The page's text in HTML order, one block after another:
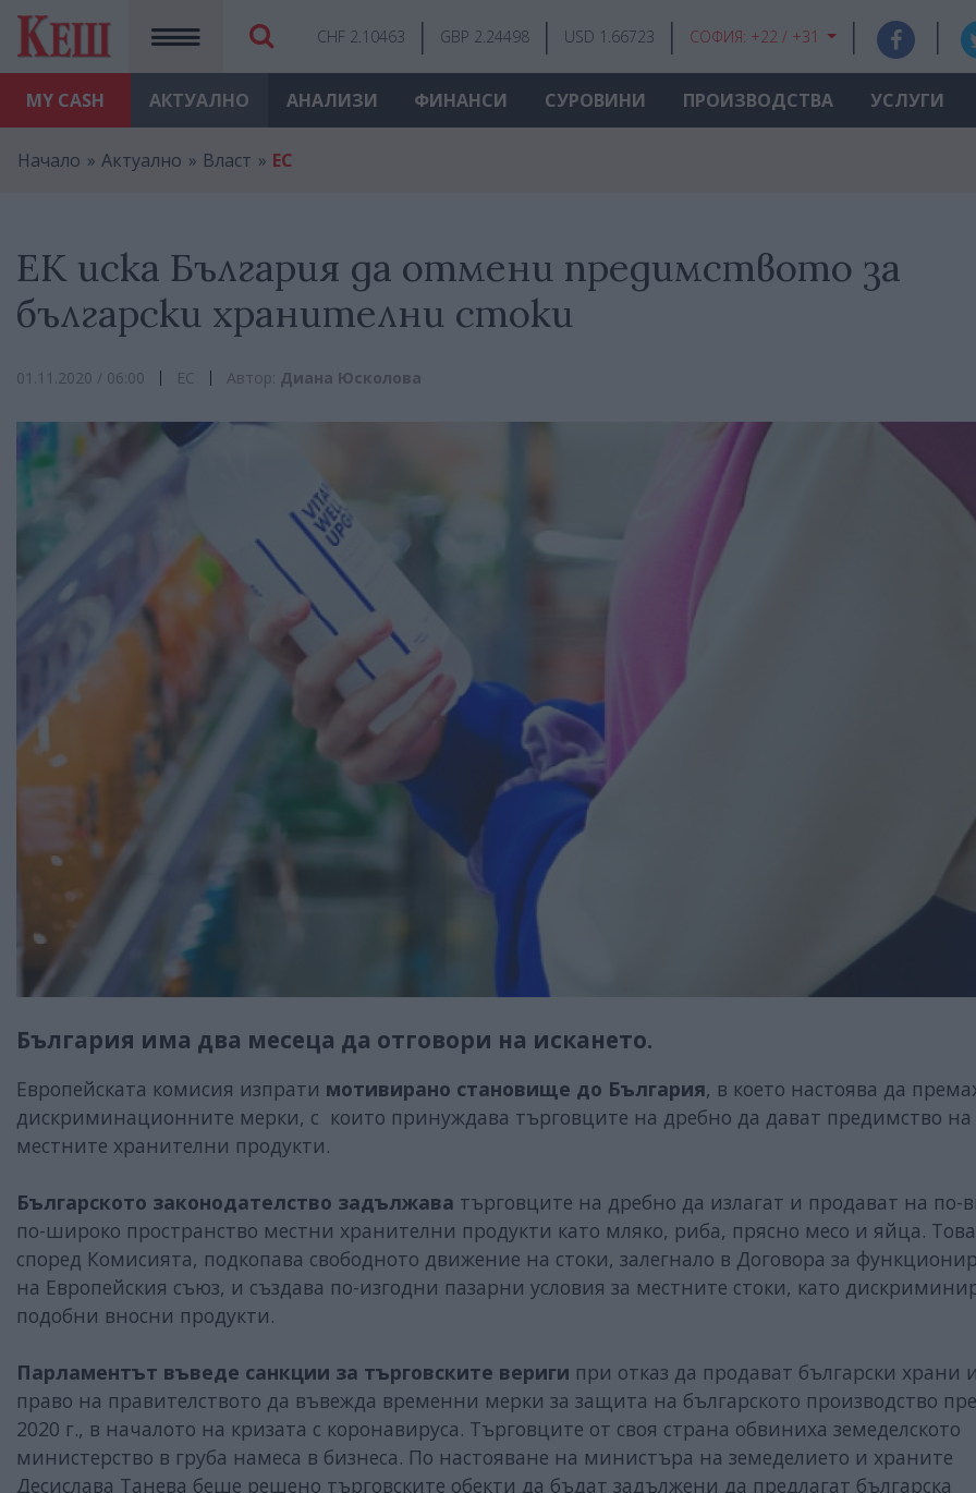
MY CASH
CHF 2.10463 GBP 2.24498 USD 1.66723 СОФИЯ: +22 / +31
АКТУАЛНО АНАЛИЗИ ФИНАНСИ СУРОВИНИ ПРОИЗВОДСТВА УСЛУГИ
Начало Актуално Власт ЕС
ЕК иска България да отмени предимството за
български хранителни стоки
01.11.2020 / 06:00 ЕС Автор: Диана Юсколова
България има два месеца да отговори на искането.
Европейската комисия изпрати мотивирано становище до България, в което настоява да
дискриминационните мерки, с които принуждава търговците на дребно да дават предимство на
местните хранителни продукти.
Българското законодателство задължава търговците на дребно да излагат и продават на по-
по-широко пространство местни хранителни продукти като мляко, риба, прясно месо и яйца.
според Комисията, подкопава свободното движение на стоки, залегнало в Договора за
на Европейския съюз, и създава по-изгодни пазарни условия за местните стоки, като
подобни вносни продукти.
Парламентът въведе санкции за търговските вериги при отказ да продават български храни
право на правителството да въвежда временни мерки за защита на българското производство
2020 г., в началото на кризата с коронавируса. Търговците от своя страна обвиниха земеделското
министерство в груба намеса в бизнеса. По настояване на министъра на земеделието и храните
Десислава Танева беше решено търговските обекти да бъдат задължени да предлагат българска